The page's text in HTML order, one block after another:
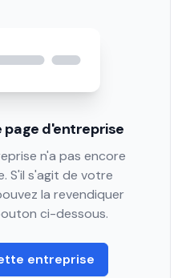
page d'entreprise
n'a pas encore
S'il s'agit de votre
la revendiquer
ci-dessous.
entreprise